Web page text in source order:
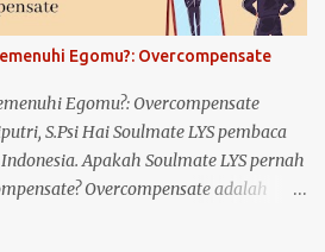
selama ini terasa jauh. Awal dari
Sendiri Banyak orang bilang, "Kenalilah
yang memberitahu betapa sulitnya
mampu, tapi karena kadang kita
melihat ke dalam. Aku belajar
Egomu?: Overcompensate
Egomu?: Overcompensate
S.Psi Hai Soulmate LYS pembaca
Apakah Soulmate LYS pernah
Overcompensate adalah